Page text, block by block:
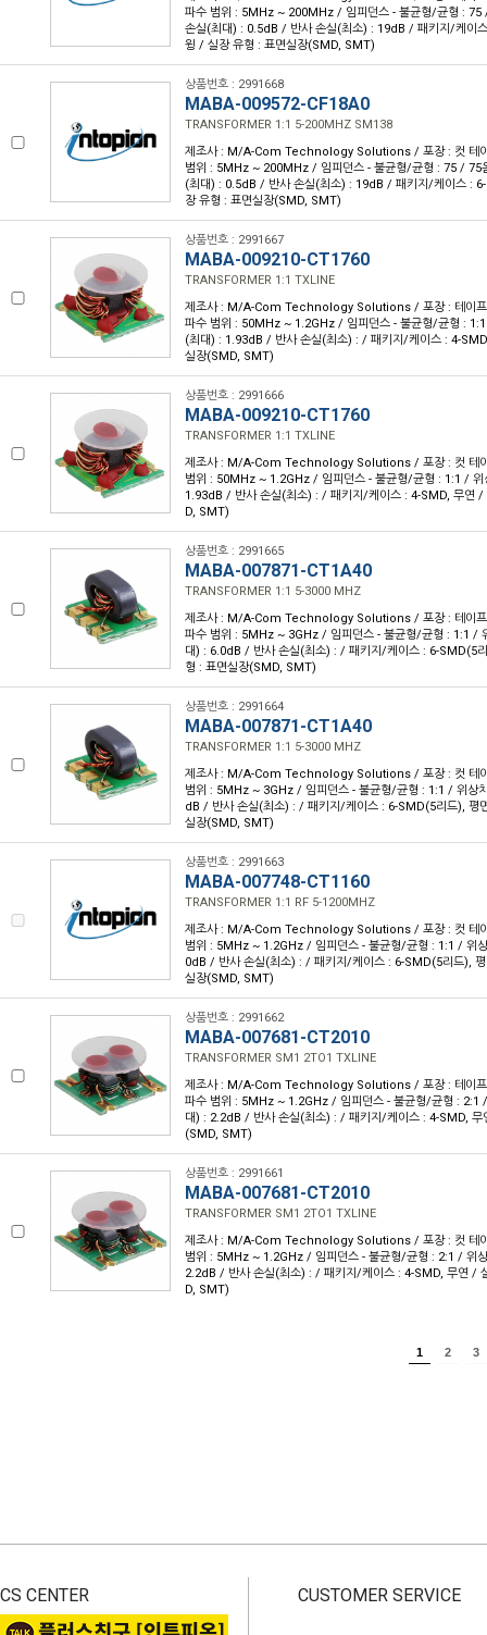
파수 범위 : 5MHz ~ 200MHz / 임피던스 - 불균형/균형 :
손실(최대) : 0.5dB / 반사 손실(최소) : 19dB / 패키지/케이
윙 / 실장 유형 : 표면실장(SMD, SMT)
상품번호 : 2991668
MABA-009572-CF18A0
TRANSFORMER 1:1 5-200MHZ SM138
제조사 : M/A-Com Technology Solutions / 포장 : 컷 테
범위 : 5MHz ~ 200MHz / 임피던스 - 불균형/균형 : 75 / 75
(최대) : 0.5dB / 반사 손실(최소) : 19dB / 패키지/케이스 :
장 유형 : 표면실장(SMD, SMT)
상품번호 : 2991667
MABA-009210-CT1760
TRANSFORMER 1:1 TXLINE
제조사 : M/A-Com Technology Solutions / 포장 : 테이
파수 범위 : 50MHz ~ 1.2GHz / 임피던스 - 불균형/균형 :
(최대) : 1.93dB / 반사 손실(최소) : / 패키지/케이스 : 4-
실장(SMD, SMT)
상품번호 : 2991666
MABA-009210-CT1760
TRANSFORMER 1:1 TXLINE
제조사 : M/A-Com Technology Solutions / 포장 : 컷 테
범위 : 50MHz ~ 1.2GHz / 임피던스 - 불균형/균형 : 1:1 / 위
1.93dB / 반사 손실(최소) : / 패키지/케이스 : 4-SMD, 무연 /
D, SMT)
상품번호 : 2991665
MABA-007871-CT1A40
TRANSFORMER 1:1 5-3000 MHZ
제조사 : M/A-Com Technology Solutions / 포장 : 테이
파수 범위 : 5MHz ~ 3GHz / 임피던스 - 불균형/균형 : 1:1 /
대) : 6.0dB / 반사 손실(최소) : / 패키지/케이스 : 6-SMD(5
형 : 표면실장(SMD, SMT)
상품번호 : 2991664
MABA-007871-CT1A40
TRANSFORMER 1:1 5-3000 MHZ
제조사 : M/A-Com Technology Solutions / 포장 : 컷 테
범위 : 5MHz ~ 3GHz / 임피던스 - 불균형/균형 : 1:1 / 위상
dB / 반사 손실(최소) : / 패키지/케이스 : 6-SMD(5리드), 평
실장(SMD, SMT)
상품번호 : 2991663
MABA-007748-CT1160
TRANSFORMER 1:1 RF 5-1200MHZ
제조사 : M/A-Com Technology Solutions / 포장 : 컷 테
범위 : 5MHz ~ 1.2GHz / 임피던스 - 불균형/균형 : 1:1 / 위
0dB / 반사 손실(최소) : / 패키지/케이스 : 6-SMD(5리드),
실장(SMD, SMT)
상품번호 : 2991662
MABA-007681-CT2010
TRANSFORMER SM1 2TO1 TXLINE
제조사 : M/A-Com Technology Solutions / 포장 : 테이
파수 범위 : 5MHz ~ 1.2GHz / 임피던스 - 불균형/균형 : 2:1
대) : 2.2dB / 반사 손실(최소) : / 패키지/케이스 : 4-SMD, 무
(SMD, SMT)
상품번호 : 2991661
MABA-007681-CT2010
TRANSFORMER SM1 2TO1 TXLINE
제조사 : M/A-Com Technology Solutions / 포장 : 컷 테
범위 : 5MHz ~ 1.2GHz / 임피던스 - 불균형/균형 : 2:1 / 위
2.2dB / 반사 손실(최소) : / 패키지/케이스 : 4-SMD, 무연 /
D, SMT)
1 2 3
CS CENTER CUSTOMER SERVICE